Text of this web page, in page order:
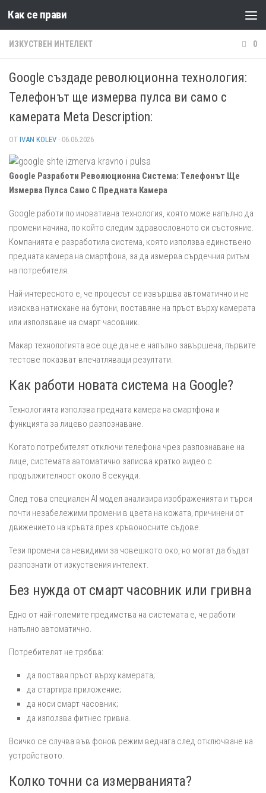
Към съдържанието
Как се прави
ИЗКУСТВЕН ИНТЕЛЕКТ 0
Google създаде революционна технология:
Телефонът ще измерва пулса ви само с
камерата Meta Description:
ОТ IVAN KOLEV · 06.06.2026
Google Разработи Революционна Система: Телефонът Ще
Измерва Пулса Само С Предната Камера
Google работи по иновативна технология, която може напълно да
промени начина, по който следим здравословното си състояние.
Компанията е разработила система, която използва единствено
предната камера на смартфона, за да измерва сърдечния ритъм
на потребителя.
Най-интересното е, че процесът се извършва автоматично и не
изисква натискане на бутони, поставяне на пръст върху камерата
или използване на смарт часовник.
Макар технологията все още да не е напълно завършена, първите
тестове показват впечатляващи резултати.
Как работи новата система на Google?
Технологията използва предната камера на смартфона и
функцията за лицево разпознаване.
Когато потребителят отключи телефона чрез разпознаване на
лице, системата автоматично записва кратко видео с
продължителност около 8 секунди.
След това специален AI модел анализира изображенията и търси
почти незабележими промени в цвета на кожата, причинени от
движението на кръвта през кръвоносните съдове.
Тези промени са невидими за човешкото око, но могат да бъдат
разпознати от изкуствения интелект.
Без нужда от смарт часовник или гривна
Едно от най-големите предимства на системата е, че работи
напълно автоматично.
Потребителят не трябва:
да поставя пръст върху камерата;
да стартира приложение;
да носи смарт часовник;
да използва фитнес гривна.
Всичко се случва във фонов режим веднага след отключване на
устройството.
Колко точни са измерванията?